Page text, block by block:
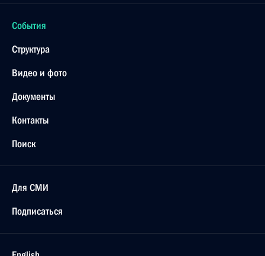
События
Структура
Видео и фото
Документы
Контакты
Поиск
Для СМИ
Подписаться